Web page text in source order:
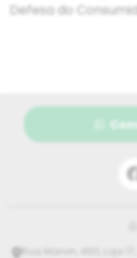
Defesa do
Rua Marvin, 460, Loja